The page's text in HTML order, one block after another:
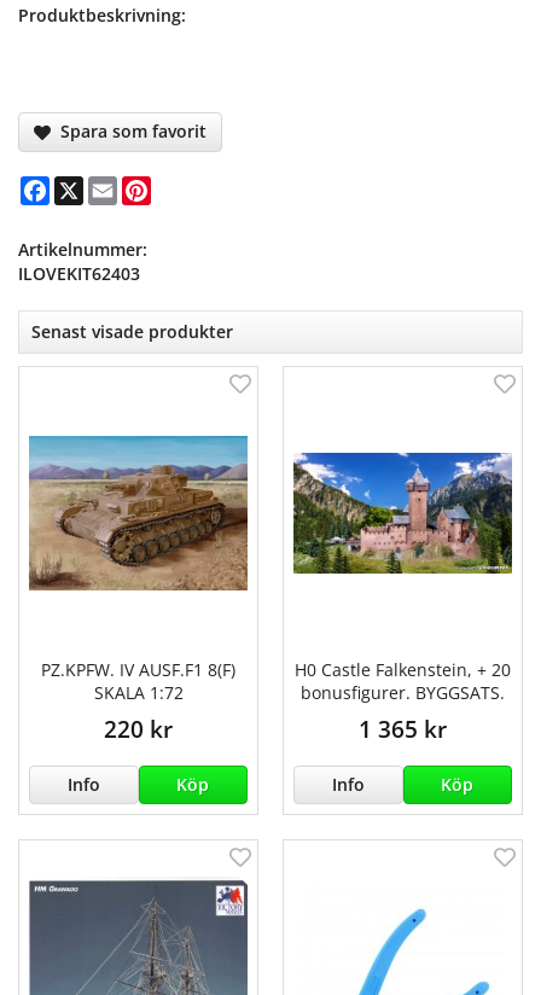
Produktbeskrivning:
Spara som favorit
Facebook
X Email
Artikelnummer:
ILOVEKIT62403
Senast visade produkter
PZ.KPFW. IV AUSF.F1 8(F)
SKALA 1:72
220 kr
Info Köp
H0 Castle Falkenstein, + 20
bonusfigurer. BYGGSATS.
1 365 kr
Info Köp